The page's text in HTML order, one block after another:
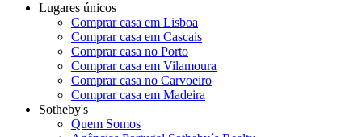
Lugares únicos
Comprar casa em Lisboa
Comprar casa em Cascais
Comprar casa no Porto
Comprar casa em Vilamoura
Comprar casa no Carvoeiro
Comprar casa em Madeira
Sotheby's
Quem Somos